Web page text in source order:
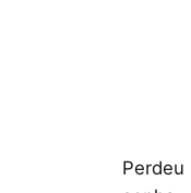
Perdeu